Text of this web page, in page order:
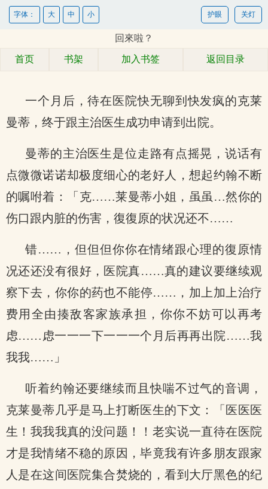
关灯
护眼
字体： 大 中 小
回來啦？
首页 书架 加入书签 返回目录
一个月后，待在医院快无聊到快发疯的克莱
曼蒂，终于跟主治医生成功申请到出院。
曼蒂的主治医生是位走路有点摇晃，说话有
点微微诺诺却极度细心的老好人，想起约翰不断
的嘱咐着：「克……莱曼蒂小姐，虽虽…然你的
伤口跟内脏的伤害，復復原的状况还不……
错……，但但但你你在情绪跟心理的復原情
况还还没有很好，医院真……真的建议要继续观
察下去，你你的药也不能停……，加上加上治疗
费用全由揍敌客家族承担，你你不妨可以再考
虑……虑一一一下一一一个月后再再出院……我
我我……」
听着约翰还要继续而且快喘不过气的音调，
克莱曼蒂几乎是马上打断医生的下文：「医医医
生！我我我真的没问题！！老实说一直待在医院
才是我情绪不稳的原因，毕竟我有许多朋友跟家
人是在这间医院集合焚烧的，看到大厅黑色的纪